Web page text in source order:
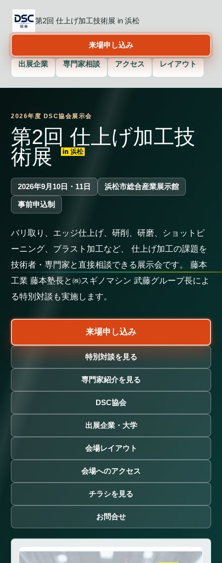
第2回 仕上げ加工技術展 in 浜松
来場申し込み
出展企業 専門家相談 アクセス レイアウト
2026年度 DSC協会展示会
第2回 仕上げ加工技
術展
in 浜松
2026年9月10日・11日 浜松市総合産業展示館
事前申込制
バリ取り、エッジ仕上げ、研削、研磨、ショットピ
ーニング、ブラスト加工など、 仕上げ加工の課題を
技術者・専門家と直接相談できる展示会です。 藤本
工業 藤本塾長と㈱スギノマシン 武藤グループ長によ
る特別対談も実施します。
来場申し込み
特別対談を見る
専門家紹介を見る
DSC協会
出展企業・大学
会場レイアウト
会場へのアクセス
チラシを見る
お問合せ